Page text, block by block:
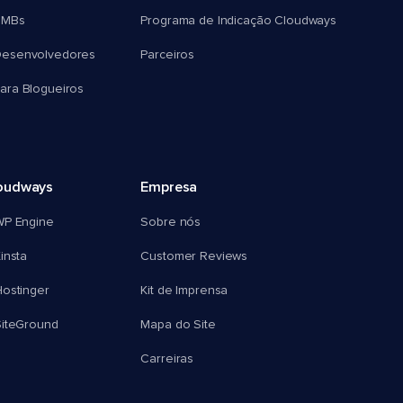
Blogueiros
Programa de Indicação Cloudways
Parceiros
Engine
Empresa
Sobre nós
Customer Reviews
Kit de Imprensa
Mapa do Site
Carreiras